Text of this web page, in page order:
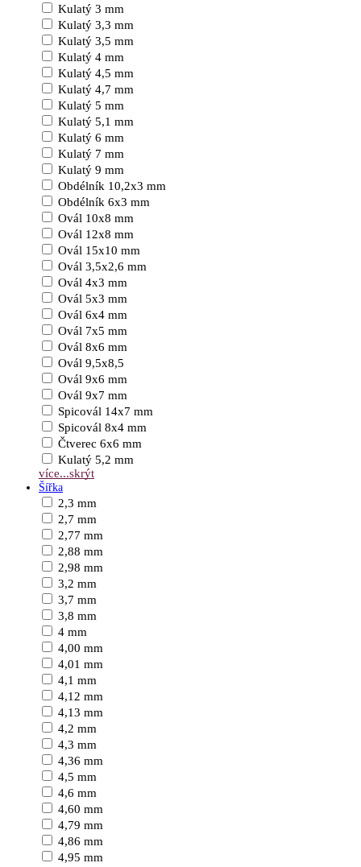
Kulatý 3 mm
Kulatý 3,3 mm
Kulatý 3,5 mm
Kulatý 4 mm
Kulatý 4,5 mm
Kulatý 4,7 mm
Kulatý 5 mm
Kulatý 5,1 mm
Kulatý 6 mm
Kulatý 7 mm
Kulatý 9 mm
Obdélník 10,2x3 mm
Obdélník 6x3 mm
Ovál 10x8 mm
Ovál 12x8 mm
Ovál 15x10 mm
Ovál 3,5x2,6 mm
Ovál 4x3 mm
Ovál 5x3 mm
Ovál 6x4 mm
Ovál 7x5 mm
Ovál 8x6 mm
Ovál 9,5x8,5
Ovál 9x6 mm
Ovál 9x7 mm
Spicovál 14x7 mm
Spicovál 8x4 mm
Čtverec 6x6 mm
Kulatý 5,2 mm
více...skrýt
Šířka
2,3 mm
2,7 mm
2,77 mm
2,88 mm
2,98 mm
3,2 mm
3,7 mm
3,8 mm
4 mm
4,00 mm
4,01 mm
4,1 mm
4,12 mm
4,13 mm
4,2 mm
4,3 mm
4,36 mm
4,5 mm
4,6 mm
4,60 mm
4,79 mm
4,86 mm
4,95 mm